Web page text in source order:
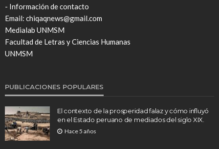
- Información de contacto
Email: chiqaqnews@gmail.com
Medialab UNMSM
Facultad de Letras y Ciencias Humanas
UNMSM
PUBLICACIONES POPULARES
El contexto de la prosperidad falaz y cómo influyó
en el Estado peruano de mediados del siglo XIX.
Hace 5 años